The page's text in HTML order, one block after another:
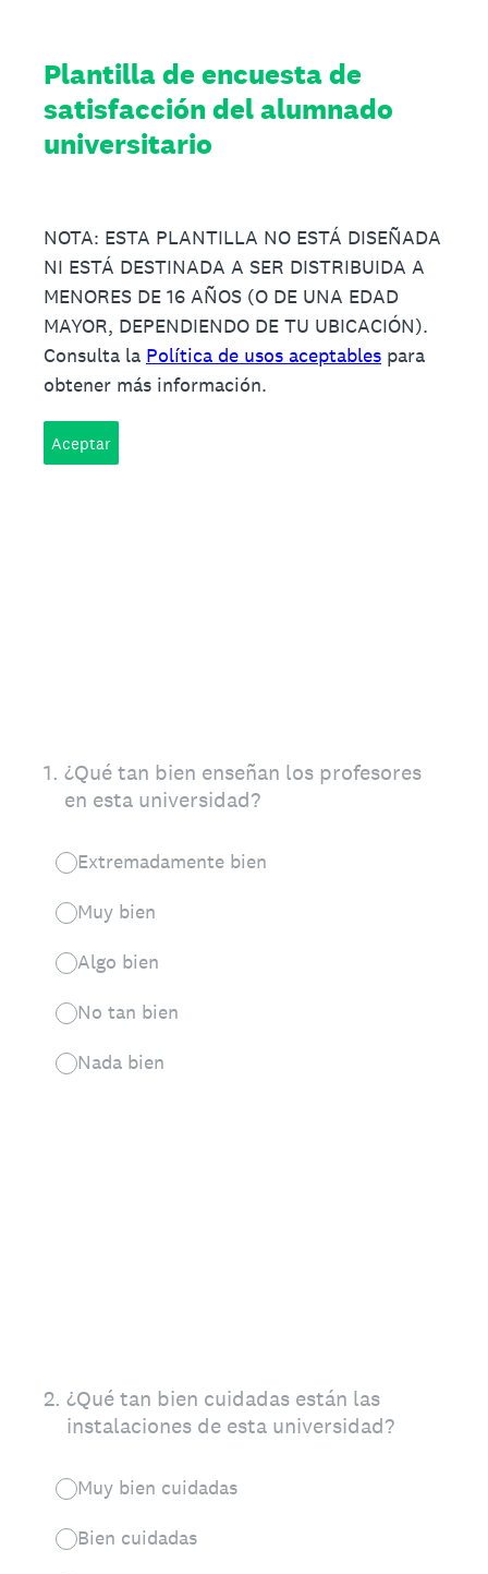
Plantilla de encuesta de
satisfacción del alumnado
universitario
NOTA: ESTA PLANTILLA NO ESTÁ DISEÑADA
NI ESTÁ DESTINADA A SER DISTRIBUIDA A
MENORES DE 16 AÑOS (O DE UNA EDAD
MAYOR, DEPENDIENDO DE TU UBICACIÓN).
Consulta la Política de usos aceptables para
obtener más información.
Aceptar
1. ¿Qué tan bien enseñan los profesores
en esta universidad?
Extremadamente bien
Muy bien
Algo bien
No tan bien
Nada bien
2. ¿Qué tan bien cuidadas están las
instalaciones de esta universidad?
Muy bien cuidadas
Bien cuidadas